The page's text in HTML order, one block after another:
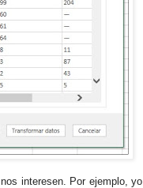
interesen. Por ejemplo, yo